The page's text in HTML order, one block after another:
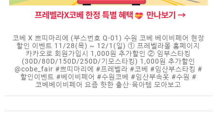
코베 X 쁘띠마리에 (부스번호 Q-01) 수원 코베 베이비페어 현장
할인 이벤트 11/28(목) ~ 12/1(일) ① 프레벨라몰 홈페이지
카카오로 회원가입시 1,000원 추가할인 ② 임부스타킹
(30D/80D/150D/250D/기모스타킹) 1,000원 추가할인
@cobe_fair #쁘띠마리에 #프레벨라 #코베 #임산부스타킹 #
할인이벤트 #베이비페어 #수원코베 #임산부속옷 #수원 #
코베베이비페어 요즘 핫한 출산·육아템 모아보고